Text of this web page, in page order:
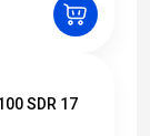
SDR 17